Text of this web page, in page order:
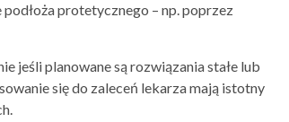
protetycznego – np. poprzez
jeśli planowane są rozwiązania stałe lub
się do zaleceń lekarza mają istotny